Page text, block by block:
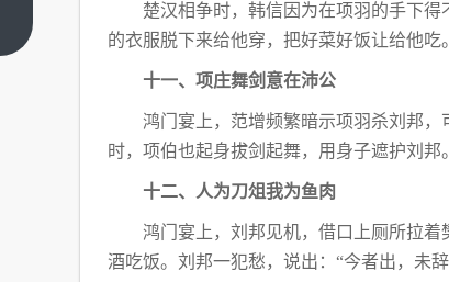
楚汉相争时，韩信因为在项羽的手下
的衣服脱下来给他穿，把好菜好饭让给他吃。
十一、项庄舞剑意在沛公
鸿门宴上，范增频繁暗示项羽杀刘邦，
时，项伯也起身拔剑起舞，用身子遮护刘邦。
十二、人为刀俎我为鱼肉
鸿门宴上，刘邦见机，借口上厕所拉
酒吃饭。刘邦一犯愁，说出：“今者出，未